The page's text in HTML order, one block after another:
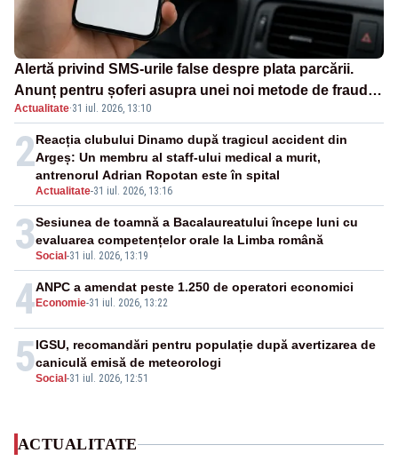
Alertă privind SMS-urile false despre plata parcării.
Anunț pentru șoferi asupra unei noi metode de fraudă
online
Actualitate·31 iul. 2026, 13:10
2
Actualitate-31 iul. 2026, 13:16
Reacția clubului Dinamo după tragicul accident din
Argeș: Un membru al staff-ului medical a murit,
antrenorul Adrian Ropotan este în spital
3Social -31 iul. 2026, 13:19
Sesiunea de toamnă a Bacalaureatului începe luni cu
evaluarea competențelor orale la Limba română
4 Economie-31 iul. 2026, 13:22
ANPC a amendat peste 1.250 de operatori economici
5Social -31 iul. 2026, 12:51
IGSU, recomandări pentru populație după avertizarea de
caniculă emisă de meteorologi
ACTUALITATE